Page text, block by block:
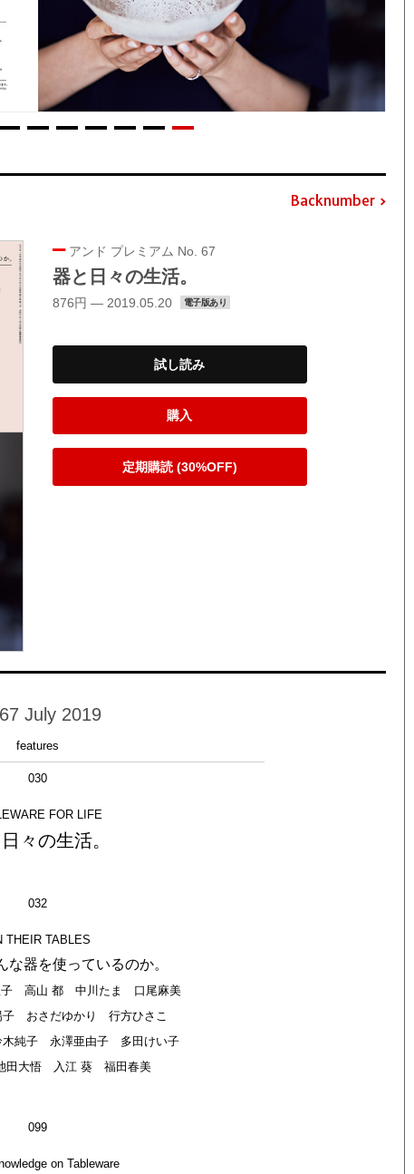
Backnumber
アンド プレミアム No. 67
器と日々の生活。
876円 — 2019.05.20 電子版あり
試し読み
購入
定期購読 (30%OFF)
July 2019
features
030
FOR LIFE
々の生活。
032
THEIR TABLES
な器を使っているのか。
子 高山 都 中川たま 口尾麻美
おさだゆかり 行方ひさこ
純子 永澤亜由子 多田けい子
田大悟 入江 葵 福田春美
099
on Tableware